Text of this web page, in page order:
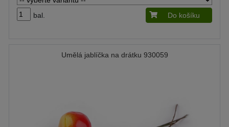
bal. Do košíku
Umělá jablíčka na drátku 930059